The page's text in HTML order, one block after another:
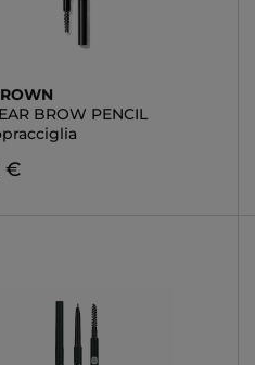
BROW PENCIL
€